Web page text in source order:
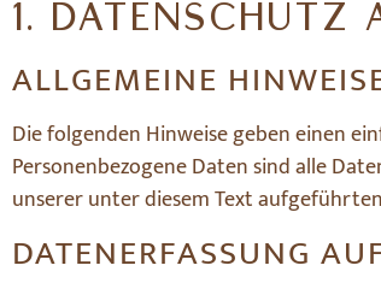
1. DATENSCHUTZ
ALLGEMEINE
Die folgenden Hinweise geben einen
Personenbezogene Daten sind alle
unserer unter diesem Text
DATENERFASSUNG